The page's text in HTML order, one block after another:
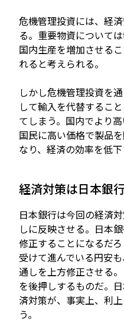
危機管理投資には、経
る。重要物資について
国内生産を増加させる
れると考えられる。
しかし危機管理投資を
して輸入を代替するこ
てしまう。国内でより
国民に高い価格で製品
なり、経済の効率を低
経済対策は日本銀
日本銀行は今回の経済
しに反映させる。日本
修正することになるだ
受けて進んでいる円安
通しを上方修正させる
を後押しするものだ。
済対策が、事実上、利
う。